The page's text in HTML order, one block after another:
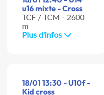
u16 mixte - Cross
TCF / TCM - 2600
m
Plus d'infos
18/01 13:30 - U10f -
Kid cross